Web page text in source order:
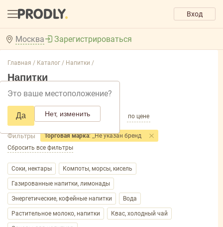
Вход
Москва
Это ваше местоположение?
Да Нет, изменить
Зарегистрироваться
Главная / Каталог / Напитки /
Напитки
Добавить фильтр товаров
по популярности по названию по цене
Фильтры Торговая марка: _Не указан бренд
Сбросить все фильтры
Соки, нектары Компоты, морсы, кисель
Газированные напитки, лимонады
Энергетические, кофейные напитки Вода
Растительное молоко, напитки Квас, холодный чай